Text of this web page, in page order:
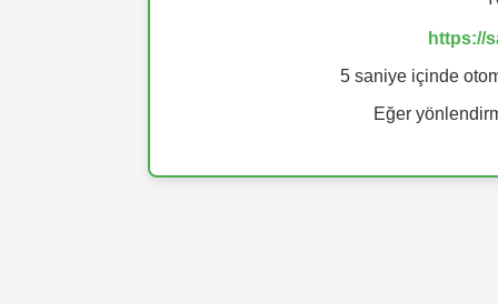
https://
5 saniye içinde
Eğer